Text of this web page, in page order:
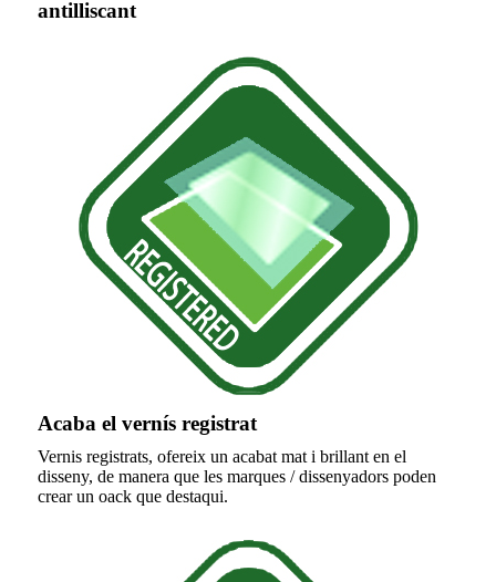
antilliscant
Acaba el vernís registrat
Vernis registrats, ofereix un acabat mat i brillant en el
disseny, de manera que les marques / dissenyadors poden
crear un oack que destaqui.